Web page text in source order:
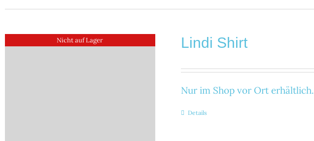
Nicht auf Lager Lindi Shirt
Nur im Shop vor Ort erhältlich.
Details